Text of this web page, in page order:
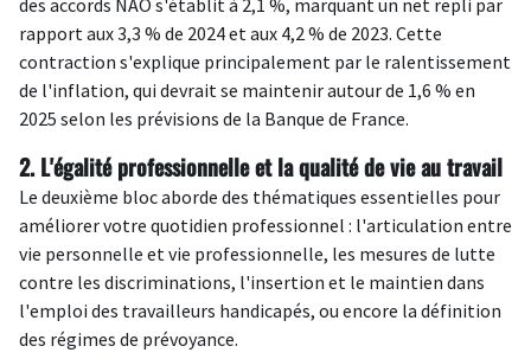
rapport aux 3,3 % de 2024 et aux 4,2 % de 2023. Cette
contraction s'explique principalement par le ralentissement
de l'inflation, qui devrait se maintenir autour de 1,6 % en
2025 selon les prévisions de la Banque de France.
2. L'égalité professionnelle et la qualité de vie au travail
Le deuxième bloc aborde des thématiques essentielles pour
améliorer votre quotidien professionnel : l'articulation entre
vie personnelle et vie professionnelle, les mesures de lutte
contre les discriminations, l'insertion et le maintien dans
l'emploi des travailleurs handicapés, ou encore la définition
des régimes de prévoyance.